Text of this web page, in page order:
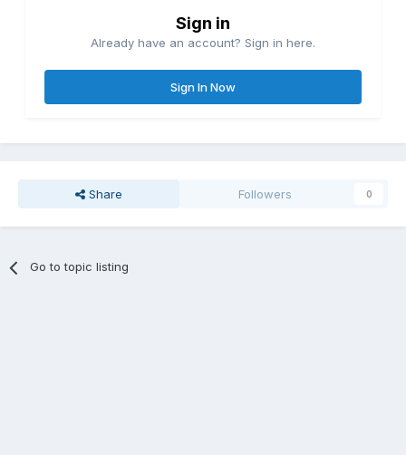
Sign in
Already have an account? Sign in here.
Sign In Now
Share Followers 0
Go to topic listing